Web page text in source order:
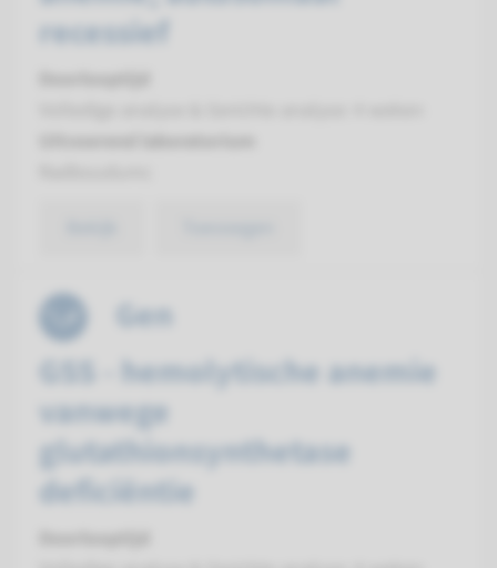
recessief
Gen
GSS - hemolytische anemie
vanwege
glutathionsynthetase
deficiëntie